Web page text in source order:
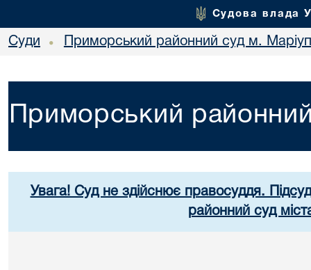
Судова влада
Суди • Приморський районний суд м.
Приморський
Увага! Суд не здійснює правосуддя.
районний суд